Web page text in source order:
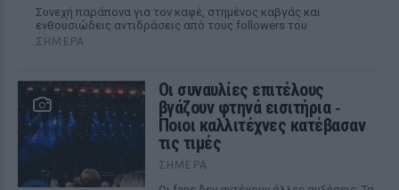
Συνεχή παράπονα για τον καφέ, στημένος καβγάς και
ενθουσιώδεις αντιδράσεις από τους followers του
ΣΉΜΕΡΑ
Οι συναυλίες επιτέλους
βγάζουν φτηνά εισιτήρια ‑
Ποιοι καλλιτέχνες κατέβασαν
τις τιμές
ΣΉΜΕΡΑ